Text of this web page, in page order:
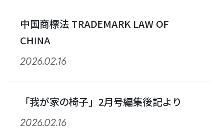
ン
中国商標法 TRADEMARK LAW OF
CHINA
2026.02.16
「我が家の椅子」2月号編集後記より
2026.02.16